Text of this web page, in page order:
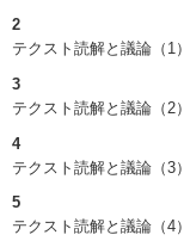
2
テクスト読解と議論（1）
3
テクスト読解と議論（2）
4
テクスト読解と議論（3）
5
テクスト読解と議論（4）